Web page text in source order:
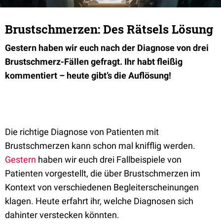
Brustschmerzen: Des Rätsels Lösung
Gestern haben wir euch nach der Diagnose von drei
Brustschmerz-Fällen gefragt. Ihr habt fleißig
kommentiert – heute gibt’s die Auflösung!
Die richtige Diagnose von Patienten mit
Brustschmerzen kann schon mal knifflig werden.
Gestern haben wir euch drei Fallbeispiele von
Patienten vorgestellt, die über Brustschmerzen im
Kontext von verschiedenen Begleiterscheinungen
klagen. Heute erfahrt ihr, welche Diagnosen sich
dahinter verstecken könnten.